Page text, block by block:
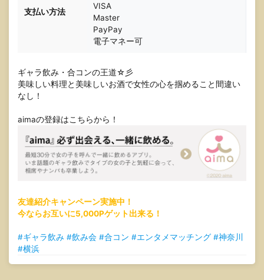
支払い方法
VISA
Master
PayPay
電子マネー可
ギャラ飲み・合コンの王道☆彡
美味しい料理と美味しいお酒で女性の心を掴めること間違い
なし！
aimaの登録はこちらから！
友達紹介キャンペーン実施中！
今ならお互いに5,000Pゲット出来る！
#ギャラ飲み #飲み会 #合コン #エンタメマッチング #神奈川
#横浜